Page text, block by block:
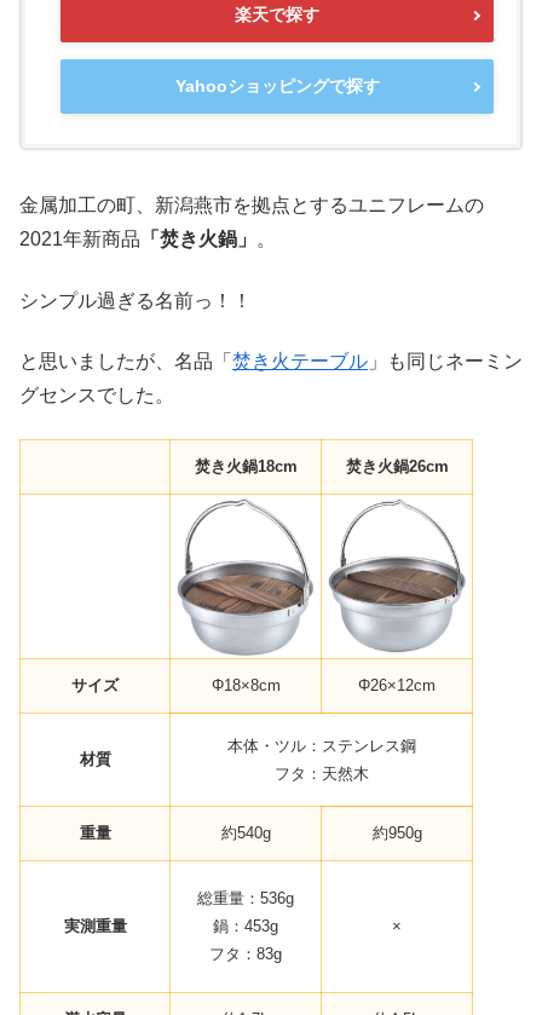
楽天で探す
Yahooショッピングで探す
金属加工の町、新潟燕市を拠点とするユニフレームの
2021年新商品 「焚き火鍋」 。
シンプル過ぎる名前っ！！
と思いましたが、名品「 焚き火テーブル 」も同じネーミン
グセンスでした。
焚き火鍋18cm 焚き火鍋26cm
サイズ Φ18×8cm Φ26×12cm
材質
本体・ツル：ステンレス鋼
フタ：天然木
重量 約540g 約950g
実測重量
総重量：536g
鍋：453g
フタ：83g
×